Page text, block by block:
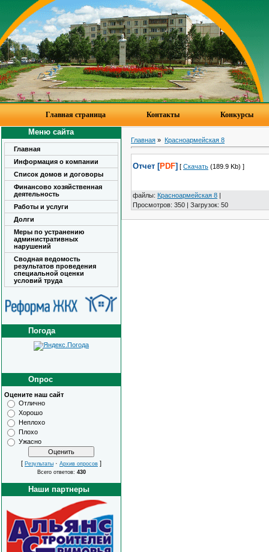
Главная страница Контакты Конкурсы
Меню сайта
Главная
Информация о компании
Список домов и договоры
Финансово хозяйственная
деятельность
Работы и услуги
Долги
Меры по устранению
административных
нарушений
Сводная ведомость
результатов проведения
специальной оценки
условий труда
Погода
Опрос
Оцените наш сайт
Отлично
Хорошо
Неплохо
Плохо
Ужасно
[ Результаты · Архив опросов ]
Всего ответов: 430
Наши партнеры
Главная » Красноармейская 8
Отчет [PDF] [ Скачать (189.9 Kb) ]
файлы: Красноармейская 8 |
Просмотров: 350 | Загрузок: 50